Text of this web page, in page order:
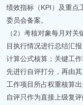
绩效指标（KPI）及重点
委员会备案。
（2）考核对象每月对
目执行情况进行总结汇报
计算公式核算；关键工
先进行自评打分，再由
工作项目所占权重核算
自评只作为直接上级复